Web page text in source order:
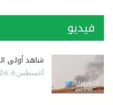
فيديو
شاهد أولى
أغسطس 6, 2026